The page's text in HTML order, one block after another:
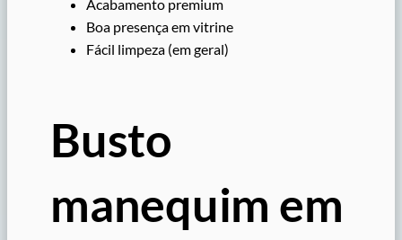
Acabamento premium
Boa presença em vitrine
Fácil limpeza (em geral)
Busto
manequim em